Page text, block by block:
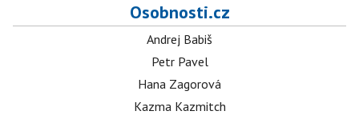
Osobnosti.cz
Andrej Babiš
Petr Pavel
Hana Zagorová
Kazma Kazmitch